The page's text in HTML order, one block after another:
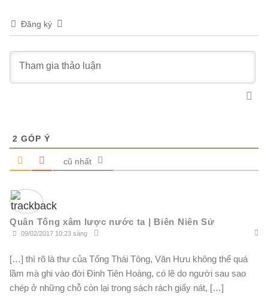
Đăng ký
2 GÓP Ý
cũ nhất
Quân Tống xâm lược nước ta | Biên Niên Sử
09/02/2017 10:23 sáng
[…] thì rõ là thư của Tống Thái Tông, Văn Hưu không thể quá
lầm mà ghi vào đời Đinh Tiên Hoàng, có lẽ do người sau sao
chép ở những chỗ còn lại trong sách rách giấy nát, […]